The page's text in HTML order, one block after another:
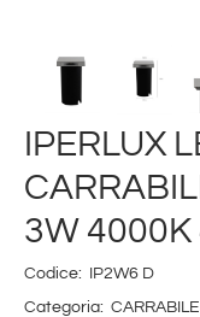
IPERLUX
3W 4000K
Codice: IP2W6 D
Categoria: CARRABILE